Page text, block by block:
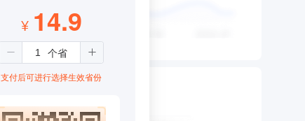
¥ 14.9
支付后可进行选择生效省份